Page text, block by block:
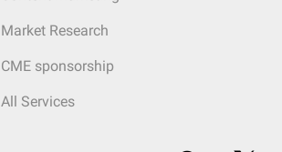
Market Research
CME sponsorship
All Services